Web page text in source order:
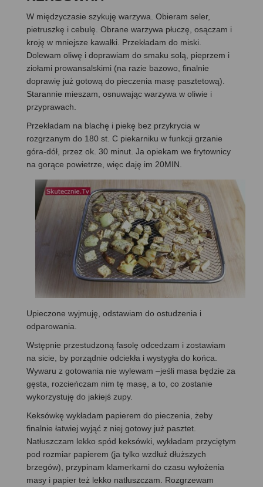
W międzyczasie szykuję warzywa. Obieram seler,
pietruszkę i cebulę. Obrane warzywa płuczę, osączam i
kroję w mniejsze kawałki. Przekładam do miski.
Dolewam oliwę i doprawiam do smaku solą, pieprzem i
ziołami prowansalskimi (na razie bazowo, finalnie
doprawię już gotową do pieczenia masę pasztetową).
Starannie mieszam, osnuwając warzywa w oliwie i
przyprawach.
Przekładam na blachę i piekę bez przykrycia w
rozgrzanym do 180 st. C piekarniku w funkcji grzanie
góra-dół, przez ok. 30 minut. Ja opiekam we frytownicy
na gorące powietrze, więc daję im 20MIN.
Upieczone wyjmuję, odstawiam do ostudzenia i
odparowania.
Wstępnie przestudzoną fasolę odcedzam i zostawiam
na sicie, by porządnie odciekła i wystygła do końca.
Wywaru z gotowania nie wylewam –jeśli masa będzie za
gęsta, rozcieńczam nim tę masę, a to, co zostanie
wykorzystuję do jakiejś zupy.
Keksówkę wykładam papierem do pieczenia, żeby
finalnie łatwiej wyjąć z niej gotowy już pasztet.
Natłuszczam lekko spód keksówki, wykładam przyciętym
pod rozmiar papierem (ja tylko wzdłuż dłuższych
brzegów), przypinam klamerkami do czasu wyłożenia
masy i papier też lekko natłuszczam. Rozgrzewam